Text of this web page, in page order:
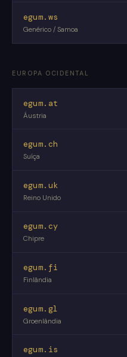
egum.ws
Genérico / Samoa
EUROPA OCIDENTAL
egum.at
Áustria
egum.ch
Suíça
egum.uk
Reino Unido
egum.cy
Chipre
egum.fi
Finlândia
egum.gl
Groenlândia
egum.is